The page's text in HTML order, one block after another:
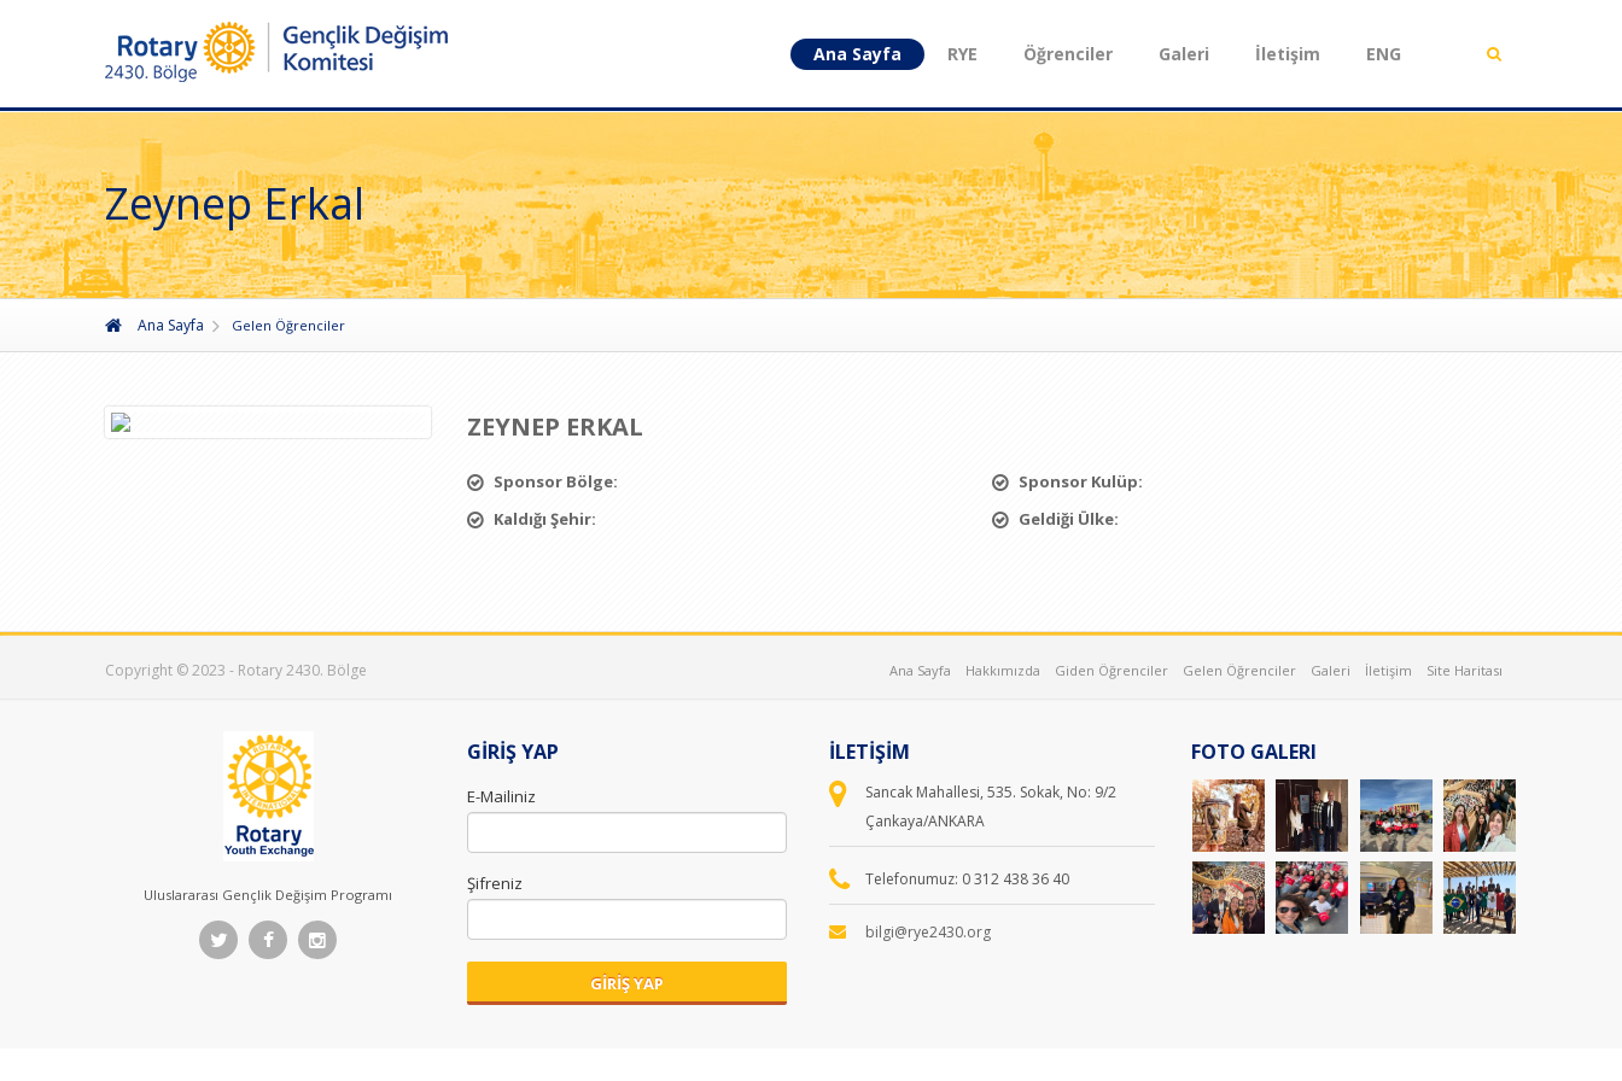
Ana Sayfa RYE Öğrenciler Galeri İletişim ENG
Zeynep Erkal
Ana Sayfa Gelen Öğrenciler
ZEYNEP ERKAL
Sponsor Bölge:
Sponsor Kulüp:
Kaldığı Şehir:
Geldiği Ülke:
Copyright © 2023 - Rotary 2430. Bölge Ana Sayfa Hakkımızda Giden Öğrenciler Gelen Öğrenciler Galeri İletişim Site Haritası
Uluslararası Gençlik Değişim Programı
GİRİŞ YAP
E-Mailiniz
Şifreniz
GİRİŞ YAP
İLETİŞİM
Sancak Mahallesi, 535. Sokak, No: 9/2
Çankaya/ANKARA
Telefonumuz: 0 312 438 36 40
bilgi@rye2430.org
FOTO GALERI